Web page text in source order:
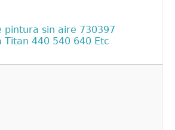
pintura sin aire 730397
440 540 640 Etc